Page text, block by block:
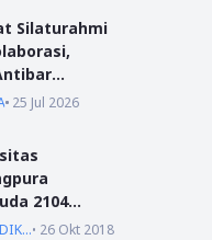
Silaturahmi
Mahasiswa
25 Jul 2026
2104
pada26 Okt 2018